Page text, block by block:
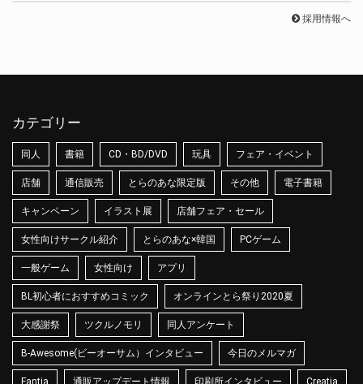
採用情報へ
カテゴリー
同人 書籍 CD・BD/DVD 玩具 フェア・イベント
店舗 通信販売 とらのあな限定版 その他 電子書籍
キャンペーン イラスト展 店舗フェア・セール
女性向けサークル紹介 とらのあな×韓国 PCゲーム
一般ゲーム 女性向け アプリ
BL初心者におすすめコミック オンラインとら祭り2020夏
大感謝祭 ツクルノモリ 同人アンケート
B-Awesome(ビーオーサム）インタビュー 今日のメルマガ
Fantia 通販アップデート情報 印刷所インタビュー Creatia